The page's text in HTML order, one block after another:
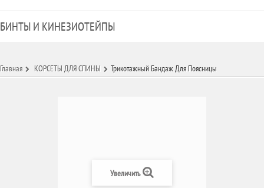
БИНТЫ И КИНЕЗИОТЕЙПЫ
Главная КОРСЕТЫ ДЛЯ СПИНЫ Трикотажный Бандаж Для Поясницы
Увеличить